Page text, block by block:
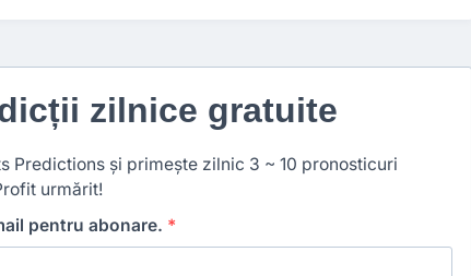
zilnice gratuite
Predictions și primește zilnic 3 ~ 10 pronosticuri
urmărit!
pentru abonare. *